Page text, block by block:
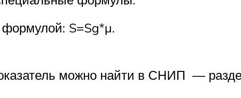
формулой: S=Sg*µ.
можно найти в СНИП —